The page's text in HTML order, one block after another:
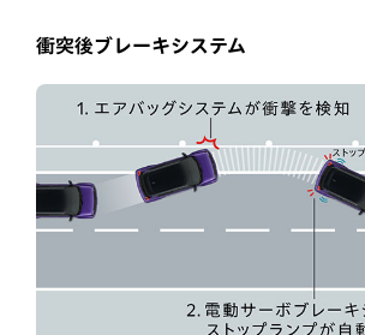
衝突後ブレーキシステム